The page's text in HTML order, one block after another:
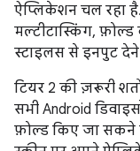
ऐप्लिकेशन चल रहा
मल्टीटास्किंग,
स्टाइलस से इनपुट
टियर 2 की ज़रूरी
सभी Android
फ़ोल्ड किए जा सकने